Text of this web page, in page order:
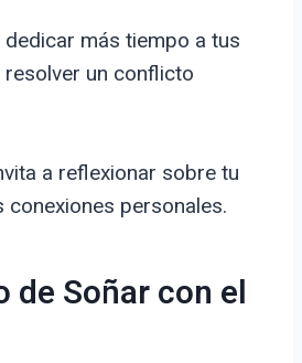
más tiempo a tus
un conflicto
a reflexionar sobre tu
conexiones personales.
de Soñar con el